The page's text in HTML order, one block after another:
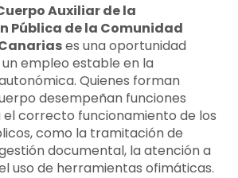
Auxiliar de la
Pública de la Comunidad
es una oportunidad
empleo estable en la
Quienes forman
desempeñan funciones
el correcto funcionamiento de los
como la tramitación de
documental, la atención a
uso de herramientas ofimáticas.